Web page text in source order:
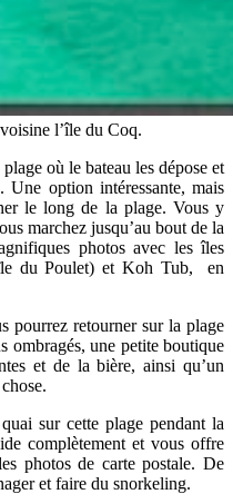
l’île du Coq.
où le bateau les dépose et
Une option intéressante, mais
le long de la plage. Vous y
marchez jusqu’au bout de la
photos avec les îles
du Poulet) et Koh Tub, en
pourrez retourner sur la plage
ombragés, une petite boutique
et de la bière, ainsi qu’un
sur cette plage pendant la
complètement et vous offre
photos de carte postale. De
et faire du snorkeling.